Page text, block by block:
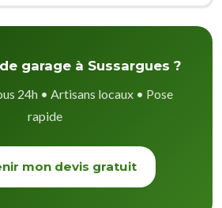
garage à Sussargues ?
24h • Artisans locaux • Pose
rapide
mon devis gratuit